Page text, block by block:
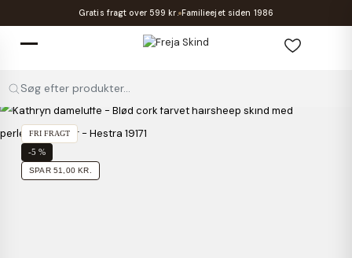
Gratis fragt over 599 kr. Familieejet siden 1986
Søg efter produkter...
-5 %
FRI FRAGT
SPAR 51,00 KR.